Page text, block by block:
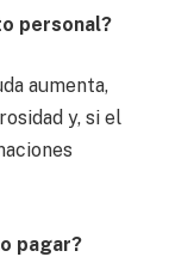
personal?
aumenta,
y, si el
pagar?